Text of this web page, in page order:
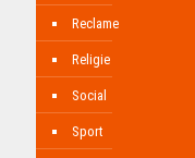
Reclame
Religie
Social
Sport